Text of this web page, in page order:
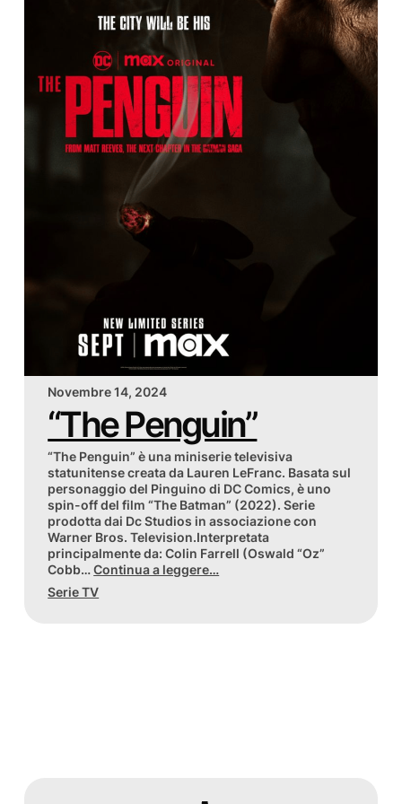
Novembre 14, 2024
“The Penguin”
“The Penguin” è una miniserie televisiva
statunitense creata da Lauren LeFranc. Basata sul
personaggio del Pinguino di DC Comics, è uno
spin-off del film “The Batman” (2022). Serie
prodotta dai Dc Studios in associazione con
Warner Bros. Television.Interpretata
principalmente da: Colin Farrell (Oswald “Oz”
Cobb…Continua a leggere…
Serie TV